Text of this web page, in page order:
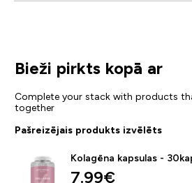
Bieži pirkts kopā ar
Complete your stack with products
together
Pašreizējais produkts izvēlēts
Kolagēna kapsulas -
7.99€‎